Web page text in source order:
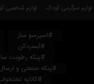
لوازم سرگرمی کودک
لوازم شخصی
#اسپرسو ساز
#آبسردکن
#پنکه رطوبت
#پنکه صنعتی و
#کاناپه